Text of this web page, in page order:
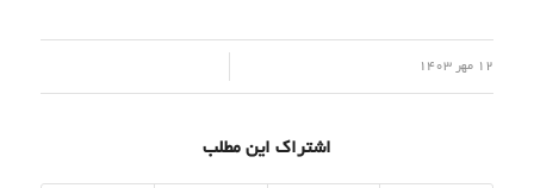
12 مهر 1403
اشتراک این مطلب